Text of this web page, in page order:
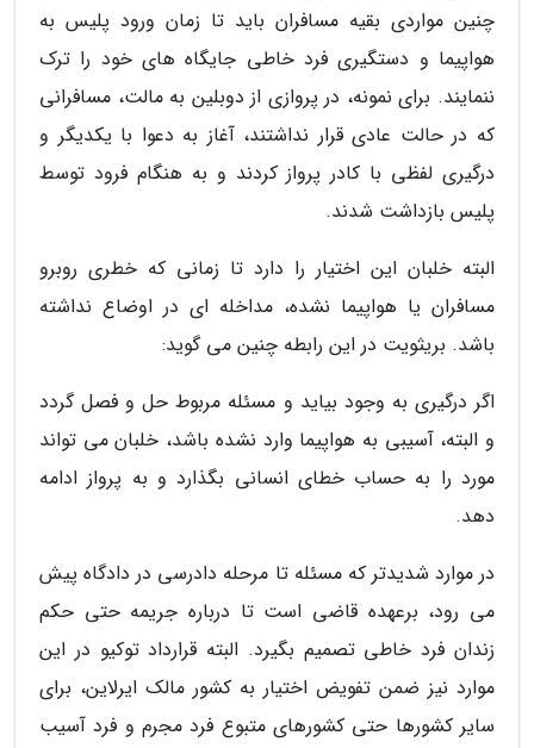
چنین مواردی بقیه مسافران باید تا زمان ورود پلیس به
هواپیما و دستگیری فرد خاطی جایگاه های خود را ترک
ننمایند. برای نمونه، در پروازی از دوبلین به مالت، مسافرانی
که در حالت عادی قرار نداشتند، آغاز به دعوا با یکدیگر و
درگیری لفظی با کادر پرواز کردند و به هنگام فرود توسط
پلیس بازداشت شدند.
البته خلبان این اختیار را دارد تا زمانی که خطری روبرو
مسافران یا هواپیما نشده، مداخله ای در اوضاع نداشته
باشد. بریثویت در این رابطه چنین می گوید:
اگر درگیری به وجود بیاید و مسئله مربوط حل و فصل گردد
و البته، آسیبی به هواپیما وارد نشده باشد، خلبان می تواند
مورد را به حساب خطای انسانی بگذارد و به پرواز ادامه
دهد.
در موارد شدیدتر که مسئله تا مرحله دادرسی در دادگاه پیش
می رود، برعهده قاضی است تا درباره جریمه حتی حکم
زندان فرد خاطی تصمیم بگیرد. البته قرارداد توکیو در این
موارد نیز ضمن تفویض اختیار به کشور مالک ایرلاین، برای
سایر کشورها حتی کشورهای متبوع فرد مجرم و فرد آسیب